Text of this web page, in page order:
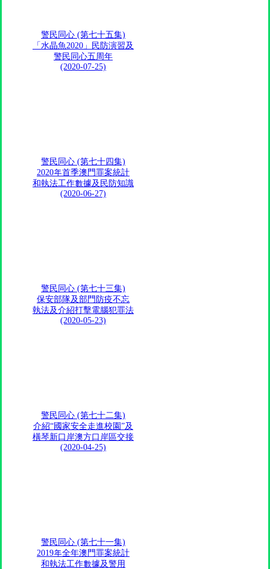
警民同心 (第七十五集)
「水晶魚2020」民防演習及
警民同心五周年
(2020-07-25)
警民同心 (第七十四集)
2020年首季澳門罪案統計
和執法工作數據及民防知識
(2020-06-27)
警民同心 (第七十三集)
保安部隊及部門防疫不忘
執法及介紹打擊電腦犯罪法
(2020-05-23)
警民同心 (第七十二集)
介紹“國家安全走進校園”及
橫琴新口岸澳方口岸區交接
(2020-04-25)
警民同心 (第七十一集)
2019年全年澳門罪案統計
和執法工作數據及警用